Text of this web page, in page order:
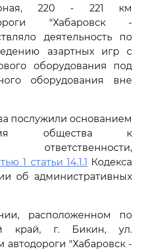
220 - 221 км
"Хабаровск -
деятельность по
азартных игр с
оборудования под
оборудования вне
послужили основанием
общества к
ответственности,
1 статьи 14.1.1 Кодекса
об административных
расположенном по
край, г. Бикин, ул.
автодороги "Хабаровск -